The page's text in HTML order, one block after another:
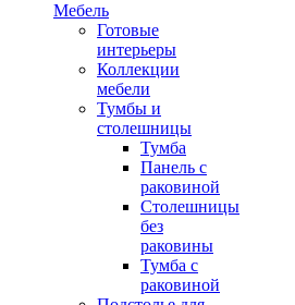
Мебель
Готовые
интерьеры
Коллекции
мебели
Тумбы и
столешницы
Тумба
Панель с
раковиной
Столешницы
без
раковины
Тумба с
раковиной